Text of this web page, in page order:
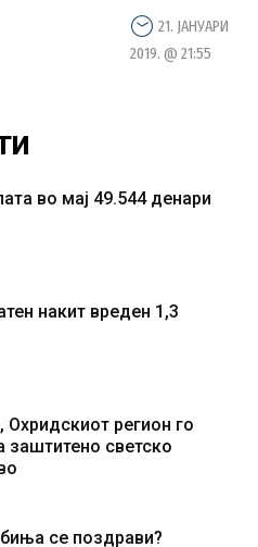
21. ЈАНУАРИ
2019. @ 21:55
во мај 49.544 денари
накит вреден 1,3
регион го
заштитено светско
се поздрави?